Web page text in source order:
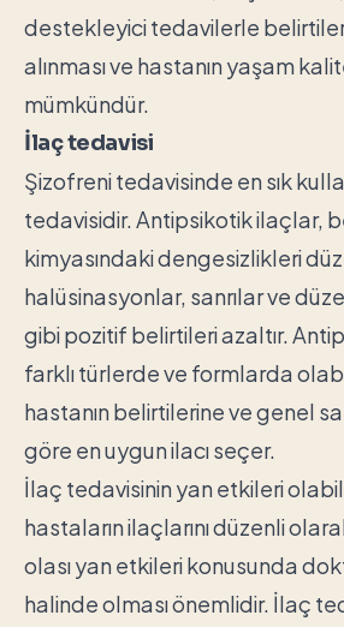
destekleyici tedavilerle
alınması ve hastanın yaşam
mümkündür.
İlaç tedavisi
Şizofreni tedavisinde en sık
tedavisidir. Antipsikotik ilaçlar,
kimyasındaki dengesizlikleri
halüsinasyonlar, sanrılar ve
gibi pozitif belirtileri azaltır.
farklı türlerde ve formlarda
hastanın belirtilerine ve genel
göre en uygun ilacı seçer.
İlaç tedavisinin yan etkileri
hastaların ilaçlarını düzenli
olası yan etkileri konusunda
halinde olması önemlidir. İlaç